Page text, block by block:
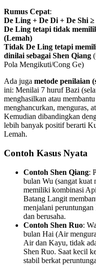
Rumus Cepat:
De Ling + De Di + De Shi
De Ling tetapi tidak
(Lemah)
Tidak De Ling tetapi
dinilai sebagai Shen Qiang
Pola Mengikuti/Cong Ge)
Ada juga metode penilaian
ini: Menilai 7 huruf Bazi
menghasilkan atau
menghancurkan, menguras,
Kemudian dibandingkan
lebih banyak positif berarti
Lemah.
Contoh Kasus Nyata
Contoh Shen Qiang:
bulan Wu (sangat kuat
memiliki kombinasi
Batang Langit
menjalani peruntungan
dan berusaha.
Contoh Shen Ruo:
bulan Hai (Air
Air dan Kayu, tidak
Shen Ruo. Saat kecil
stabil berkat